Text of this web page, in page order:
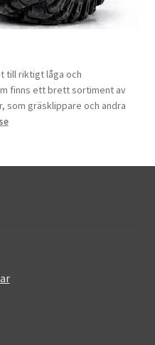
till riktigt låga och
finns ett brett sortiment av
som gräsklippare och andra